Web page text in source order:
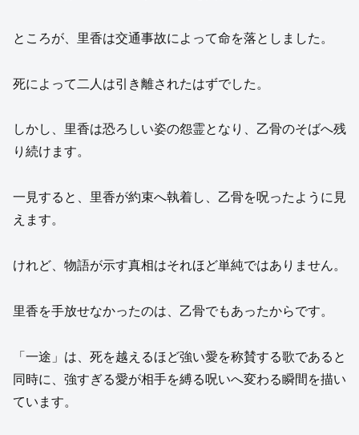
ところが、里香は交通事故によって命を落としました。
死によって二人は引き離されたはずでした。
しかし、里香は恐ろしい姿の怨霊となり、乙骨のそばへ残
り続けます。
一見すると、里香が約束へ執着し、乙骨を呪ったように見
えます。
けれど、物語が示す真相はそれほど単純ではありません。
里香を手放せなかったのは、乙骨でもあったからです。
「一途」は、死を越えるほど強い愛を称賛する歌であると
同時に、強すぎる愛が相手を縛る呪いへ変わる瞬間を描い
ています。